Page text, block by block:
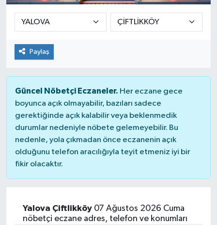
Paylaş
Güncel Nöbetçi Eczaneler. Her eczane gece
boyunca açık olmayabilir, bazıları sadece
gerektiğinde açık kalabilir veya beklenmedik
durumlar nedeniyle nöbete gelemeyebilir. Bu
nedenle, yola çıkmadan önce eczanenin açık
olduğunu telefon aracılığıyla teyit etmeniz iyi bir
fikir olacaktır.
Yalova Çiftlikköy07 Ağustos 2026 Cuma
nöbetçi eczane adres, telefon ve konumları